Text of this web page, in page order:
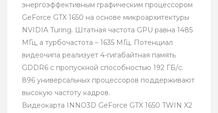
энергоэффективным графическим процессором
GeForce GTX 1650 на основе микроархитектуры
NVIDIA Turing. Штатная частота GPU равна 1485
МГц, а турбочастота – 1635 МГц. Потенциал
видеочипа реализует 4-гигабайтная память
GDDR6 с пропускной способностью 192 ГБ/с.
896 универсальных процессоров поддерживают
высокую частоту кадров.
Видеокарта INNO3D GeForce GTX 1650 TWIN X2